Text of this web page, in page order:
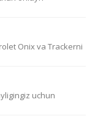
Onix va Trackerni
uchun